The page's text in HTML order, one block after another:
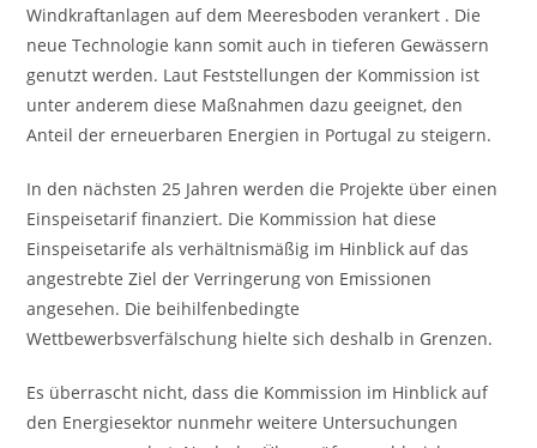
Windkraftanlagen auf dem Meeresboden verankert . Die
neue Technologie kann somit auch in tieferen Gewässern
genutzt werden. Laut Feststellungen der Kommission ist
unter anderem diese Maßnahmen dazu geeignet, den
Anteil der erneuerbaren Energien in Portugal zu steigern.
In den nächsten 25 Jahren werden die Projekte über einen
Einspeisetarif finanziert. Die Kommission hat diese
Einspeisetarife als verhältnismäßig im Hinblick auf das
angestrebte Ziel der Verringerung von Emissionen
angesehen. Die beihilfenbedingte
Wettbewerbsverfälschung hielte sich deshalb in Grenzen.
Es überrascht nicht, dass die Kommission im Hinblick auf
den Energiesektor nunmehr weitere Untersuchungen